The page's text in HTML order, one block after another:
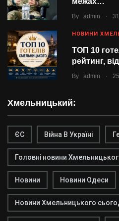
By admin .
НОВИНИ
ТОП 10
рейтинг,
By admin .
Хмельницький:
ЄС Війна В Україні
Головні новини
Новини Новини Одеси
Новини Хмельницького